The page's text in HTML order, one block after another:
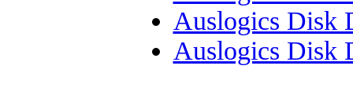
Auslogics Disk
Auslogics Disk